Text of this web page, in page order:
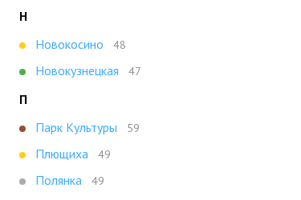
Н
Новокосино
48
Новокузнецкая 47
П
Парк Культуры
59
Плющиха 49
Полянка 49